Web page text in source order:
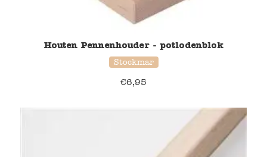
Houten Pennenhouder - potlodenblok
Stockmar
€6,95